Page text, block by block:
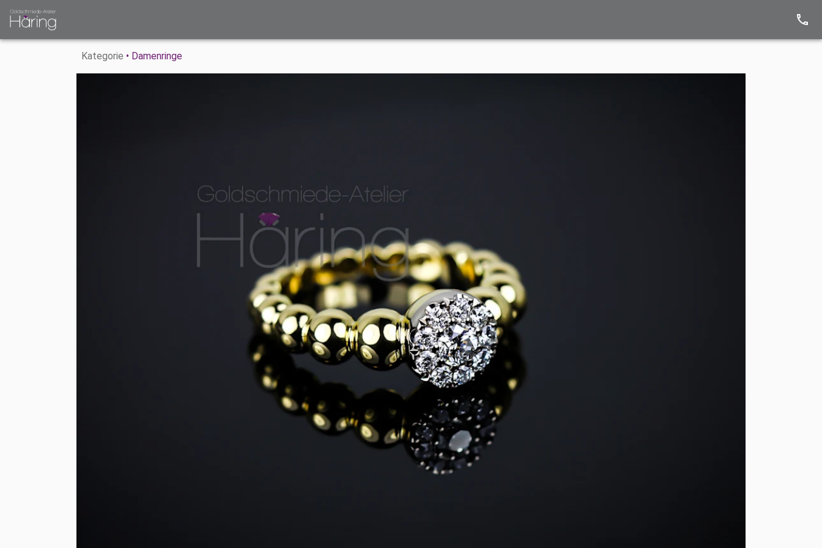
Kategorie • Damenringe